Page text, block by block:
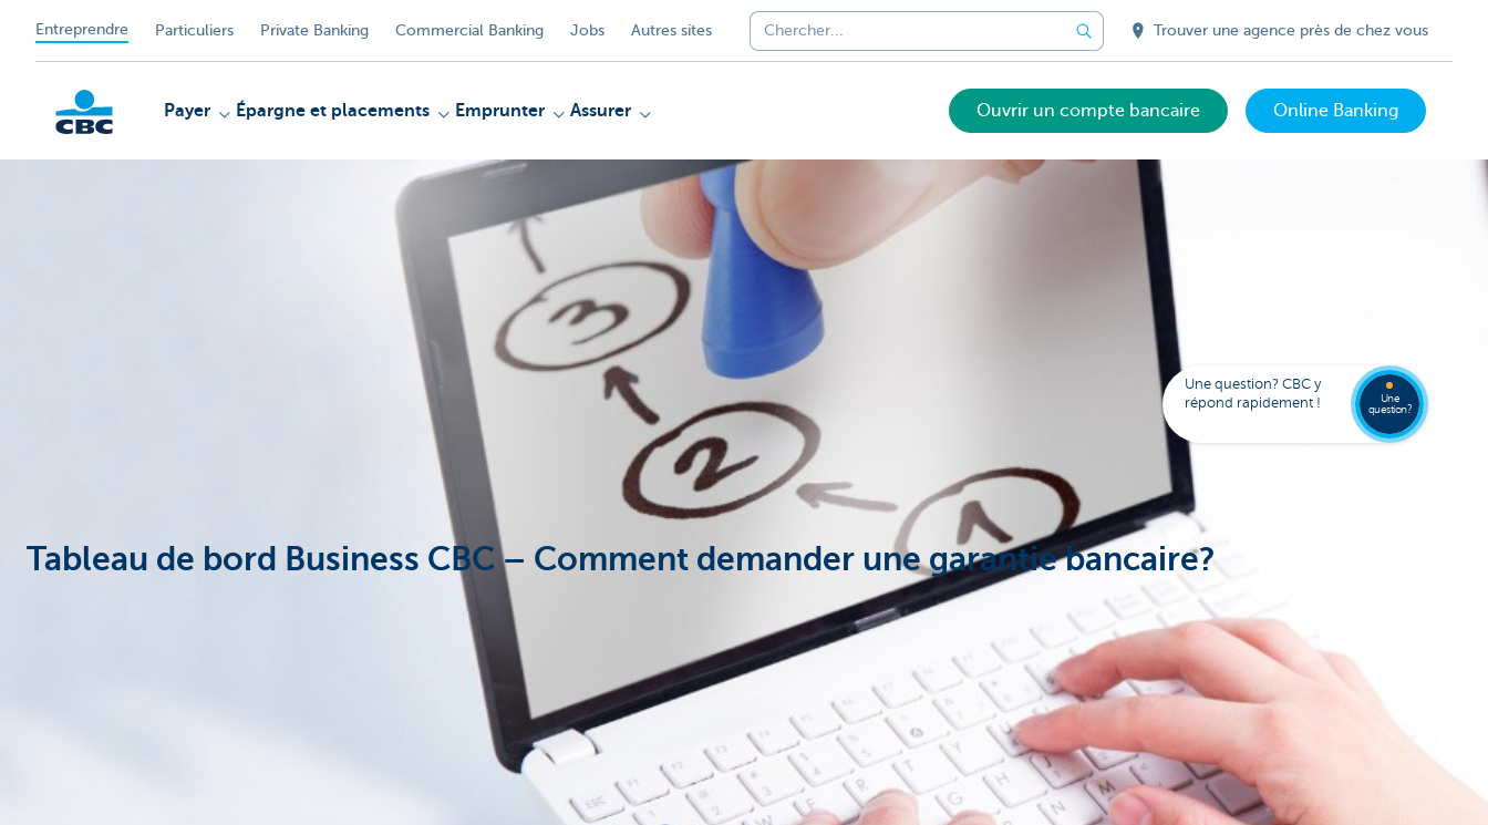
Entreprendre Particuliers Private Banking Commercial Banking Jobs Autres sites Trouver une agence près de chez vous
Entrepreneurs
Payer Épargne et placements Emprunter Assurer Ouvrir un compte bancaire Online Banking
Tableau de bord Business CBC – Comment demander une garantie bancaire?
Une question? CBC y
répond rapidement !
Une
question?